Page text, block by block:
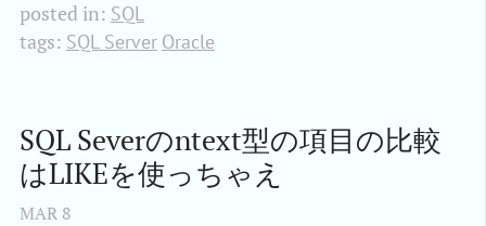
posted in: SQL
tags: SQL Server Oracle
SQL Severのntext型の項目の比較
はLIKEを使っちゃえ
MAR 8